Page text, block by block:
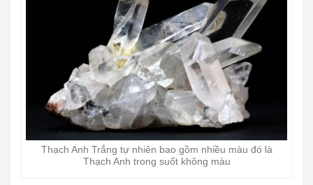
Thạch Anh Trắng tự nhiên bao gồm nhiều màu đó là
Thạch Anh trong suốt không màu